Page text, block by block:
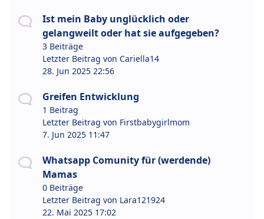
Ist mein Baby unglücklich oder
gelangweilt oder hat sie aufgegeben?
3 Beiträge
Letzter Beitrag von Cariella14
28. Jun 2025 22:56
Greifen Entwicklung
1 Beitrag
Letzter Beitrag von Firstbabygirlmom
7. Jun 2025 11:47
Whatsapp Comunity für (werdende)
Mamas
0 Beiträge
Letzter Beitrag von Lara121924
22. Mai 2025 17:02